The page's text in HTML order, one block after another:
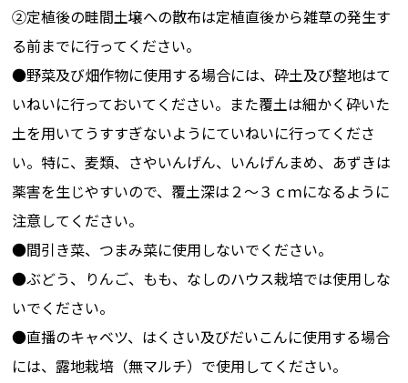
漬物用すいか
（ﾄﾝﾈﾙ･ﾏﾙﾁ栽
培）
-
ﾕｸｻ科､ｶﾔﾂﾘｸﾞ
ｻ科､ｷｸ科､ｱﾌﾞ
ﾗﾅ科を除く)
掘
ﾒﾛﾝ（露地栽
培（ﾄﾝﾈﾙ･ﾏﾙﾁ
栽培））
-
一年生雑草(ﾂ
ﾕｸｻ科､ｶﾔﾂﾘｸﾞ
ｻ科､ｷｸ科､ｱﾌﾞ
定
掘
ﾒﾛﾝ（露地栽
培（ﾄﾝﾈﾙ･ﾏﾙﾁ
栽培））
-
一年生雑草(ﾂ
ﾗﾅ科を除く)
収
②定植後の畦間土壌への散布は定植直後から雑草の発生す
る前までに行ってください。
●野菜及び畑作物に使用する場合には、砕土及び整地はて
いねいに行っておいてください。また覆土は細かく砕いた
土を用いてうすすぎないようにていねいに行ってくださ
い。特に、麦類、さやいんげん、いんげんまめ、あずきは
薬害を生じやすいので、覆土深は２～３ｃｍになるように
注意してください。
●間引き菜、つまみ菜に使用しないでください。
●ぶどう、りんご、もも、なしのハウス栽培では使用しな
いでください。
●直播のキャベツ、はくさい及びだいこんに使用する場合
には、露地栽培（無マルチ）で使用してください。